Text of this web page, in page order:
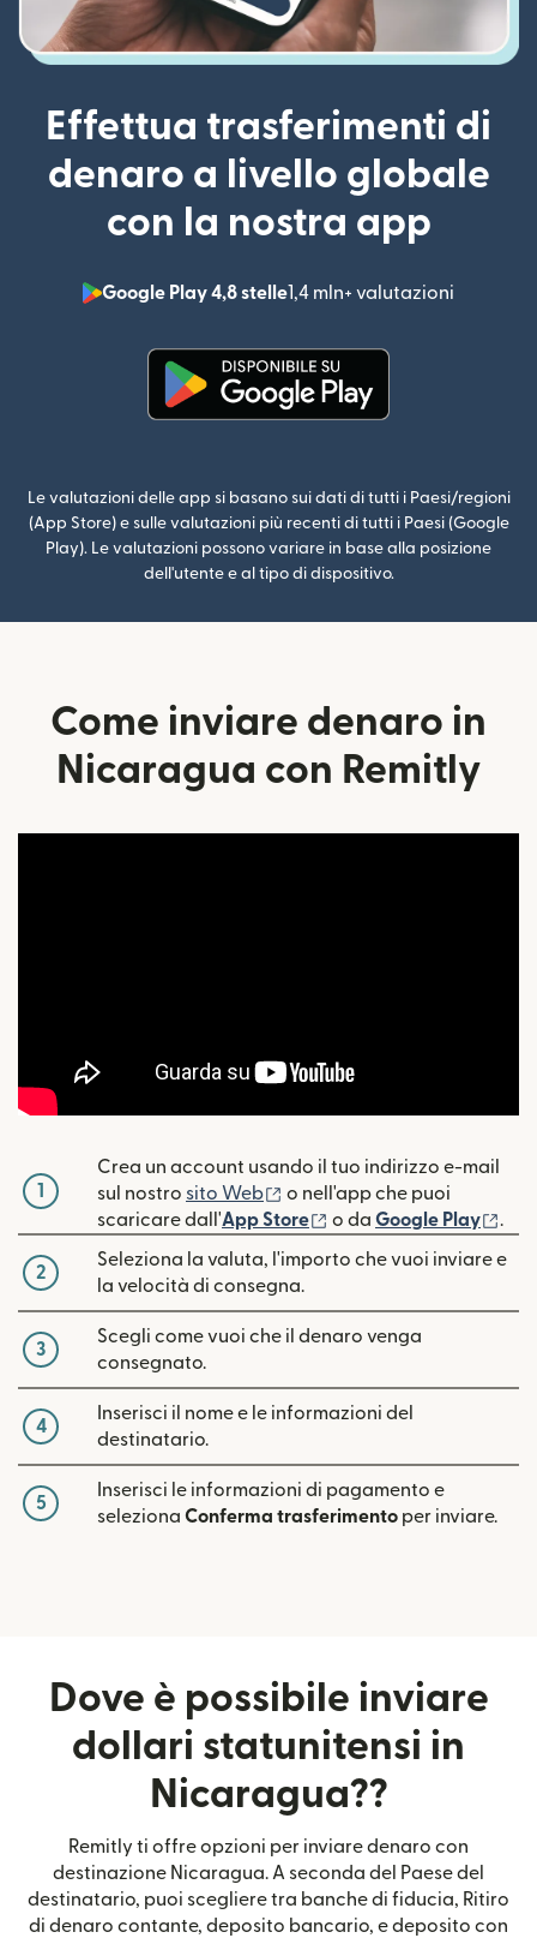
Effettua trasferimenti di
denaro a livello globale
con la nostra app
Google Play 4,8 stelle1,4 mln+ valutazioni
Le valutazioni delle app si basano sui dati di tutti i Paesi/regioni
(App Store) e sulle valutazioni più recenti di tutti i Paesi (Google
Play). Le valutazioni possono variare in base alla posizione
dell'utente e al tipo di dispositivo.
Come inviare denaro in
Nicaragua con Remitly
1
Crea un account usando il tuo indirizzo e-mail
sul nostro sito Web (si apre in una nuova finestra)
o nell'app che puoi
scaricare dall'App Store (si apre in una nuova
o da Google Play .
2
Seleziona la valuta, l'importo che vuoi inviare e
la velocità di consegna.
3
Scegli come vuoi che il denaro venga
consegnato.
4
Inserisci il nome e le informazioni del
destinatario.
5
Inserisci le informazioni di pagamento e
seleziona Conferma trasferimento per inviare.
Dove è possibile inviare
dollari statunitensi in
Nicaragua??
Remitly ti offre opzioni per inviare denaro con
destinazione Nicaragua. A seconda del Paese del
destinatario, puoi scegliere tra banche di fiducia, Ritiro
di denaro contante, deposito bancario, e deposito con